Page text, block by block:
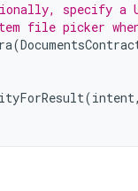
specify a
file picker
(
(intent,